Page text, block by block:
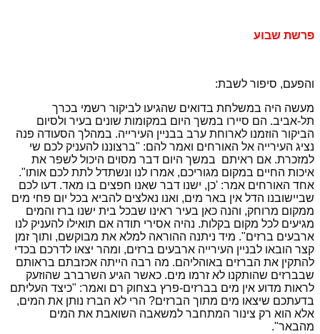
פרשת שבוע
והפעם, סיפור לשבת:
מעשה היה במשלחת בדואים שהגיעו לביקור רשמי בכרך
תל-אביב. הם סיירו במשך היום במקומות שונים בעיר ולסיום
הביקור הוזמנו לארוחת ערב בבניין העירייה. במהלך הסעודה פנה
נציג העירייה אל האורחים ואמר להם: "ברצוננו להעניק לכם שי
למזכרת. אם ראיתם במשך היום דבר מסוים היכול לשפר את
איכות החיים במקום מגוריכם, אמרו לנו ונשתדל לתת לכם אותו".
אחד האורחים אמר: 'כן, ישנו דבר שאנו חפצים בו מאד. דעו לכם
שביישובנו הדל אין באר מים, ואנו נאלצים להביא בכל יום פחי מים
ממקום מרוחק, והנה כאן בעיר ראינו שבכל בית ישנו ברז והמים
מגיעים לכל מקום בקלות. נהיה אסירי תודה אם תואילו להעניק לנו
ארבעים ברזים". מיד ניתנה ההוראה למלא את מבוקשם, ותוך זמן
קצר הובאו לבניין העירייה ארבעים ברזים, ומהר יצאו לדרכם בכדי
להתקין את הברזים באוהליהם. מה רבה הייתה אכזבתם בראותם
שבברזים שהותקנו לא זרמו מים. כאשר הגיע השרברב שהוזעק
לראות מדוע אין מים בברזים-פרץ בצחוק רם ואמר: "כיצד העליתם
בדעתכם שיצאו מים מתוך הברזים? הרי לא הברז נותן את המים,
אלא הוא רק צינור המתחבר למשאבה השואבת את המים
מהבאר".